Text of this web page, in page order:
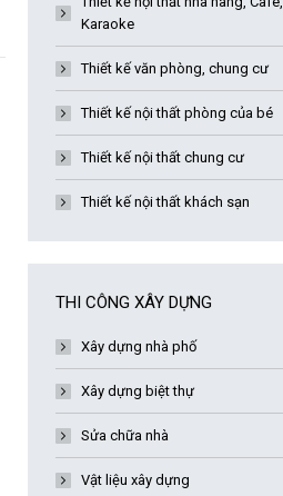
Karaoke
Thiết kế văn phòng, chung cư
Thiết kế nội thất phòng của bé
Thiết kế nội thất chung cư
Thiết kế nội thất khách sạn
THI CÔNG XÂY DỰNG
Xây dựng nhà phố
Xây dựng biệt thự
Sửa chữa nhà
Vật liệu xây dựng